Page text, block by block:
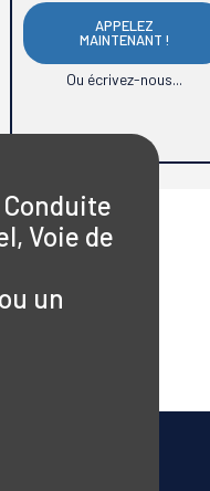
APPELEZ
MAINTENANT !
Ou écrivez-nous...
Conduite
Voie de
un